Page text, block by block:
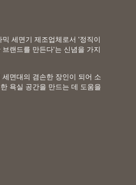
세면기 제조업체로서 '정직이
랜드를 만든다'는 신념을 가지
면대의 겸손한 장인이 되어 소
욕실 공간을 만드는 데 도움을